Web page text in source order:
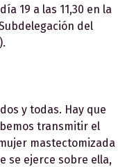
19 a las 11,30 en la
del
y todas. Hay que
transmitir el
mastectomizada
se ejerce sobre ella,